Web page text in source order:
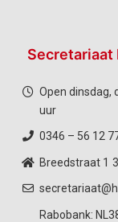
Secretariaat
Open dinsdag,
uur
0346 – 56 12
Breedstraat 1
Rabobank: